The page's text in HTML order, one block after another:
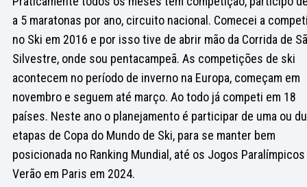
a 5 maratonas por ano, circuito nacional. Comecei a
no Ski em 2016 e por isso tive de abrir mão da Corrida de
Silvestre, onde sou pentacampeã. As competições de ski
acontecem no período de inverno na Europa, começam em
novembro e seguem até março. Ao todo já competi em 18
países. Neste ano o planejamento é participar de uma ou
etapas de Copa do Mundo de Ski, para se manter bem
posicionada no Ranking Mundial, até os Jogos
Verão em Paris em 2024.